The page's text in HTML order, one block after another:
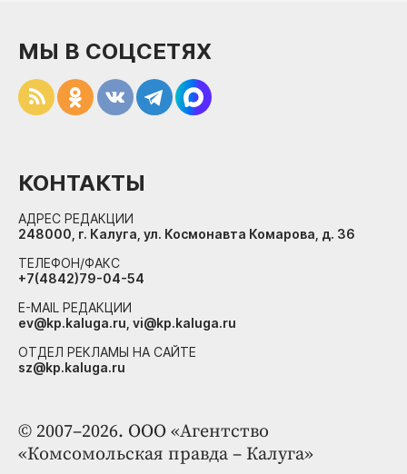
© 2007–2026. ООО «Агентство
«Комсомольская правда – Калуга»
МЫ В СОЦСЕТЯХ
КОНТАКТЫ
АДРЕС РЕДАКЦИИ
248000, г. Калуга, ул. Космонавта Комарова, д. 36
ТЕЛЕФОН/ФАКС
+7(4842)79-04-54
E-MAIL РЕДАКЦИИ
ev@kp.kaluga.ru, vi@kp.kaluga.ru
ОТДЕЛ РЕКЛАМЫ НА САЙТЕ
sz@kp.kaluga.ru